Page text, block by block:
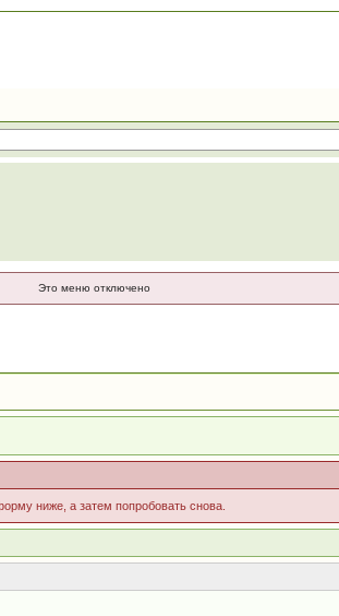
Это меню отключено
ниже, а затем попробовать снова.